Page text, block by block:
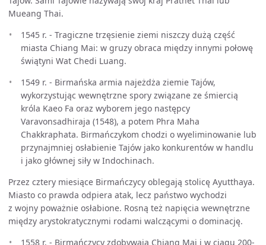
Mueang Thai.
1545 r. - Tragiczne trzęsienie ziemi niszczy dużą część
miasta Chiang Mai: w gruzy obraca między innymi połowę
świątyni Wat Chedi Luang.
1549 r. - Birmańska armia najeżdża ziemie Tajów,
wykorzystując wewnętrzne spory związane ze śmiercią
króla Kaeo Fa oraz wyborem jego następcy
Varavonsadhiraja (1548), a potem Phra Maha
Chakkraphata. Birmańczykom chodzi o wyeliminowanie lub
przynajmniej osłabienie Tajów jako konkurentów w handlu
i jako głównej siły w Indochinach.
Przez cztery miesiące Birmańczycy oblegają stolicę Ayutthaya.
Miasto co prawda odpiera atak, lecz państwo wychodzi
z wojny poważnie osłabione. Rosną też napięcia wewnętrzne
między arystokratycznymi rodami walczącymi o dominację.
1558 r. - Birmańczycy zdobywają Chiang Mai i w ciągu 200-